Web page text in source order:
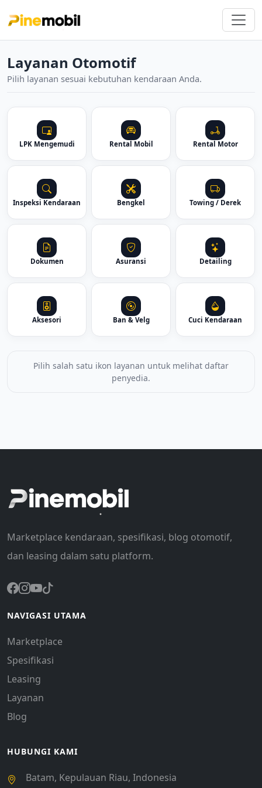
Layanan Otomotif
Pilih layanan sesuai kebutuhan kendaraan Anda.
LPK Mengemudi Rental Mobil Rental Motor
Inspeksi Kendaraan Bengkel Towing / Derek
Dokumen Asuransi Detailing
Aksesori Ban & Velg Cuci Kendaraan
Pilih salah satu ikon layanan untuk melihat daftar
penyedia.
Marketplace kendaraan, spesifikasi, blog otomotif,
dan leasing dalam satu platform.
NAVIGASI UTAMA
Marketplace
Spesifikasi
Leasing
Layanan
Blog
HUBUNGI KAMI
Batam, Kepulauan Riau, Indonesia